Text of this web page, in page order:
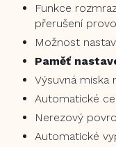
Funkce
přerušení
Možnost
Paměť
Výsuvná miska
Automatické
Nerezový
Automatické